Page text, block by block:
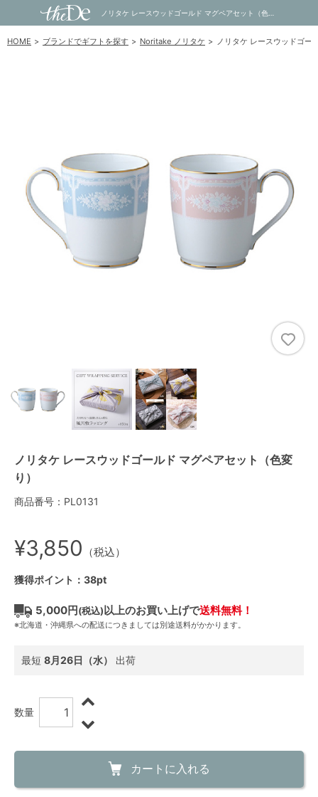
HOME ブランドでギフトを探す Noritake ノリタケ ノリタケ レースウッドゴー
ノリタケ レースウッドゴールド マグペアセット（色変
り）
商品番号：PL0131
¥3,850 （税込）
獲得ポイント：38pt
5,000円(税込)以上のお買い上げで送料無料！
※北海道・沖縄県への配送につきましては別途送料がかかります。
最短 8月26日（水） 出荷
数量
カートに入れる